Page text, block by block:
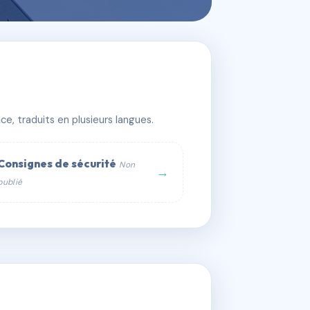
traduits en plusieurs langues.
de sécurité Non
→